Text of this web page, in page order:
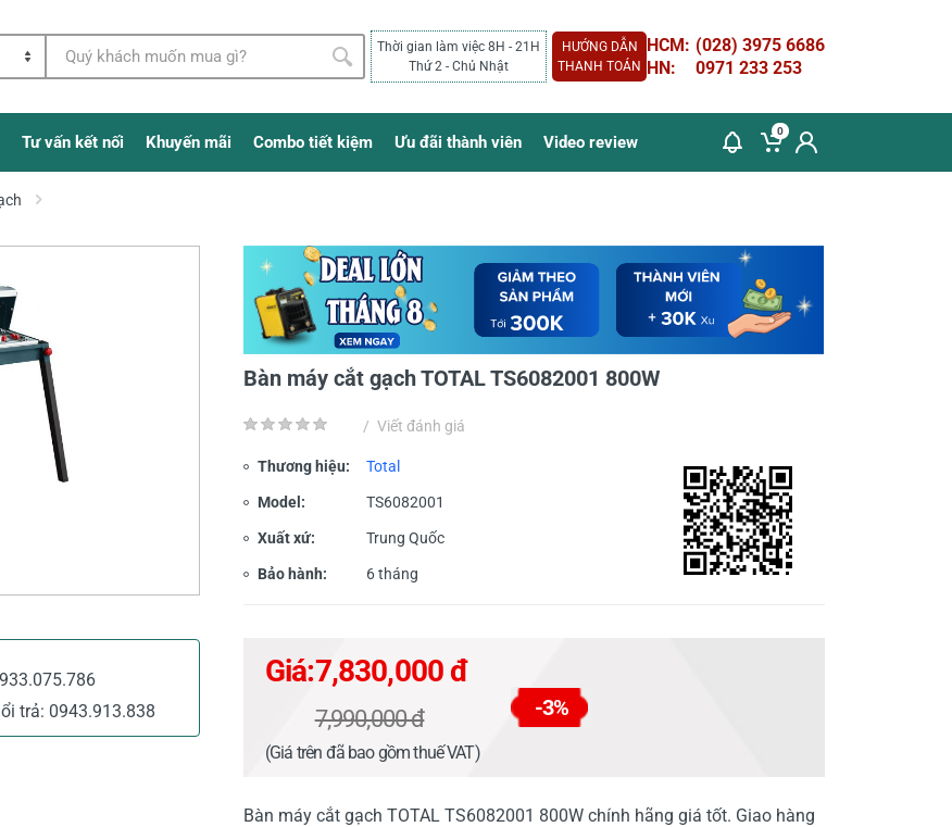
Thời gian làm việc 8H - 21H
Thứ 2 - Chủ Nhật
HƯỚNG DẪN
THANH TOÁN
HCM: (028) 3975 6686
HN:
0971 233 253
Tư vấn kết nối Khuyến mãi Combo tiết kiệm Ưu đãi thành viên Video review
0
trả: 0943.913.838
Bàn máy cắt gạch TOTAL TS6082001 800W
/ Viết đánh giá
Thương hiệu: Total
Model: TS6082001
Xuất xứ: Trung Quốc
Bảo hành: 6 tháng
Giá:7,830,000 đ
7,990,000 đ -3%
(Giá trên đã bao gồm thuế VAT)
Bàn máy cắt gạch TOTAL TS6082001 800W chính hãng giá tốt. Giao hàng